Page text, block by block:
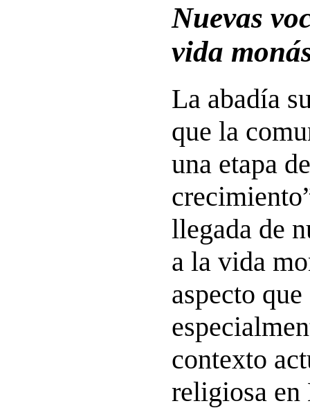
Nuevas
vida
La abadía
que la
una etapa
llegada de
a la vida
aspecto
contexto
religiosa en